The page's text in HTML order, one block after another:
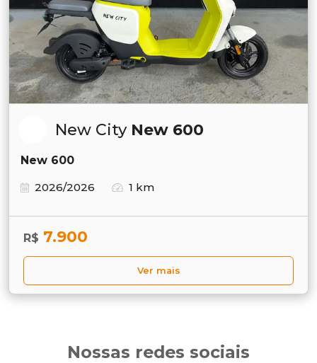
New City New 600
New 600
2026/2026
1 km
R$ 7.900
Ver mais
Nossas redes sociais